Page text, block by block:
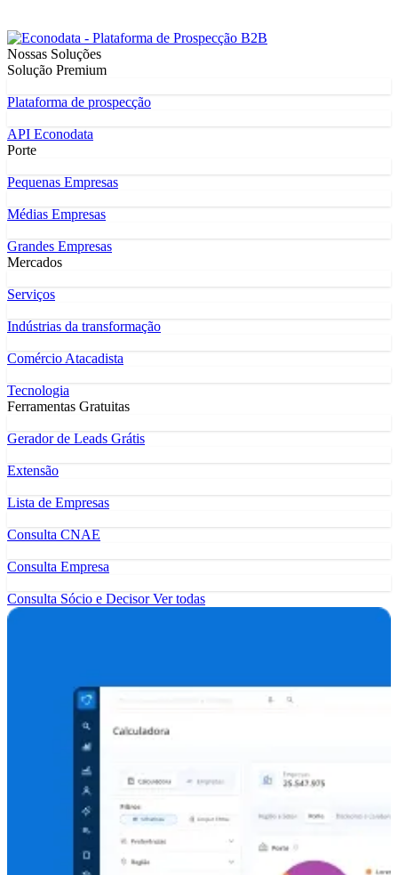
Nossas Soluções
Solução Premium
Plataforma de prospecção
API Econodata
Porte
Pequenas Empresas
Médias Empresas
Grandes Empresas
Mercados
Serviços
Indústrias da transformação
Comércio Atacadista
Tecnologia
Ferramentas Gratuitas
Gerador de Leads Grátis
Extensão
Lista de Empresas
Consulta CNAE
Consulta Empresa
Consulta Sócio e DecisorVer todas